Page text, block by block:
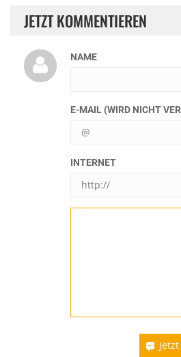
JETZT KOMMENTIEREN
NAME
E-MAIL (WIRD NICHT
INTERNET